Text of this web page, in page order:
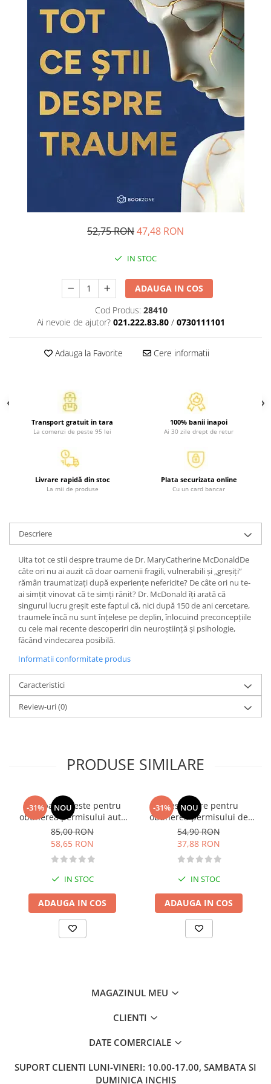
Resurse umane
Vanzari si marketing
Carte scolara
Atlase, dictionare si enciclopedii
Carte scolara
Dictionare de limba romana
Ghiduri de conversatie
Invatamant gimnazial
Carti in limba engleza
Activitati si jocuri pentru copii
Atlase, dictionare si enciclopedii
Carti de colorat
Carti pentru copii
Povesti pentru copii
Povesti si povestiri
Dictionare si enciclopedii
Atlase, dictionare si enciclopedii
Dictionare de limba romana
Dictionare tematice
Diete si alimentatie sanatoasa
Diverse
Diverse
Feng Shui
Medicina alternativa
Sa nu razi :((
Fictiune
Actiune si Aventura
Actiune,aventura
Literatura de divertisment
Literatura romana
Memorii si jurnale
Moderna, contemporana
Poezie, teatru
Publicistica, eseu
Romance
Science Fiction
Filologie, Filosofie
Arte si tehnici culinare
Bucatari celebri
52,75 RON47,48 RON
IN STOC
ADAUGA IN COS
Cod Produs: 28410
Ai nevoie de ajutor? 021.222.83.80 / 0730111101
Adauga la Favorite Cere informatii
Transport gratuit in tara
La comenzi de peste 95 lei
100% banii inapoi
Ai 30 zile drept de retur
Livrare rapidă din stoc
La mii de produse
Plata securizata online
Cu un card bancar
Descriere
Uita tot ce stii despre traume de Dr. MaryCatherine McDonaldDe
câte ori nu ai auzit că doar oamenii fragili, vulnerabili și „greșiți”
rămân traumatizați după experiențe nefericite? De câte ori nu te-
ai simțit vinovat că te simți rănit? Dr. McDonald îți arată că
singurul lucru greșit este faptul că, nici după 150 de ani cercetare,
traumele încă nu sunt înțelese pe deplin, înlocuind preconcepțiile
cu cele mai recente descoperiri din neuroștiință și psihologie,
făcând vindecarea posibilă.
Informatii conformitate produs
Caracteristici
Review-uri(0)
PRODUSE SIMILARE
-31% NOU
Intrebari si teste pentru
obtinerea permisului auto
categoria B - editia 2026
85,00 RON
58,65 RON
IN STOC
ADAUGA IN COS
-31% NOU
Chestionare pentru
obtinerea permisului de
conducere auto - Categoria
B - 2026
54,90 RON
37,88 RON
IN STOC
ADAUGA IN COS
MAGAZINUL MEU
CLIENTI
DATE COMERCIALE
SUPORT CLIENTI LUNI-VINERI: 10.00-17.00, SAMBATA SI
DUMINICA INCHIS